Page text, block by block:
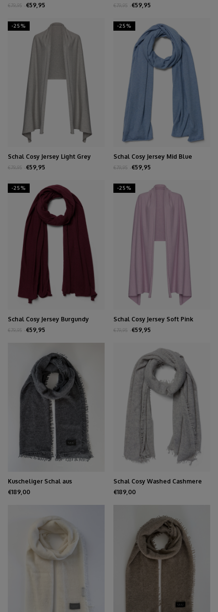
€79,95 €59,95 €79,95 €59,95
-25%
Schal Cosy Jersey Light Grey
Melange
€79,95 €59,95
-25%
Schal Cosy Jersey Mid Blue
Melange
€79,95 €59,95
-25%
Schal Cosy Jersey Burgundy
Melange
€79,95 €59,95
-25%
Schal Cosy Jersey Soft Pink
Melange
€79,95 €59,95
Kuscheliger Schal aus
gewaschenem Kaschmir,
€189,00
Schal Cosy Washed Cashmere
Light Grey
€189,00